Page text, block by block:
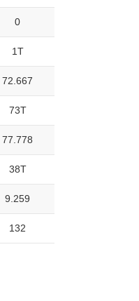
0
1T
72.667
73T
77.778
38T
9.259
132